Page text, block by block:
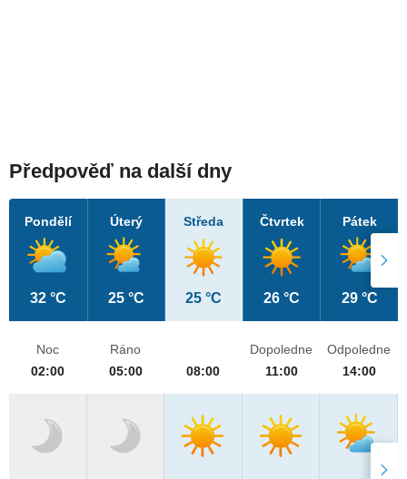
Předpověď na další dny
Pondělí
32 °C
Úterý
25 °C
Středa
25 °C
Čtvrtek
26 °C
Pátek
29 °C
Noc
02:00
Ráno
05:00
08:00
Dopoledne
11:00
Odpoledne
14:00